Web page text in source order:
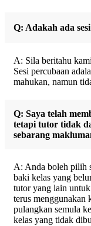
Q: Adakah ada
A: Sila beritahu
Sesi percubaan
mahukan, namun
Q: Saya telah
tetapi tutor tidak
sebarang
A: Anda boleh pilih
baki kelas yang
tutor yang lain
terus menggunakan
pulangkan semula
kelas yang tidak